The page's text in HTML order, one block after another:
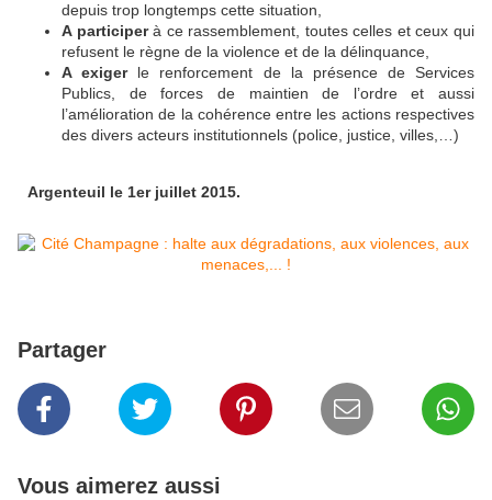
depuis trop longtemps cette situation,
A participerà ce rassemblement, toutes celles et ceux qui
refusent le règne de la violence et de la délinquance,
A exigerle renforcement de la présence de Services
Publics, de forces de maintien de l’ordre et aussi
l’amélioration de la cohérence entre les actions respectives
des divers acteurs institutionnels (police, justice, villes,…)
Argenteuil le 1er juillet 2015.
Partager
Vous aimerez aussi